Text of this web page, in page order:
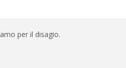
per il disagio.